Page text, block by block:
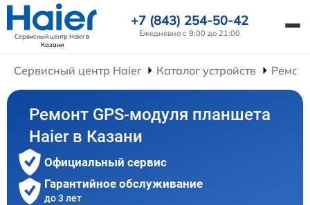
Сервисный центр Haierв
Казани
+7 (843) 254-50-42
Ежедневно с 9:00 до 21:00
Сервисный центр Haier Каталог устройств
Ремонт GPS-модуля планшета
Haier в Казани
Официальный сервис
Гарантийное обслуживание
до 3 лет